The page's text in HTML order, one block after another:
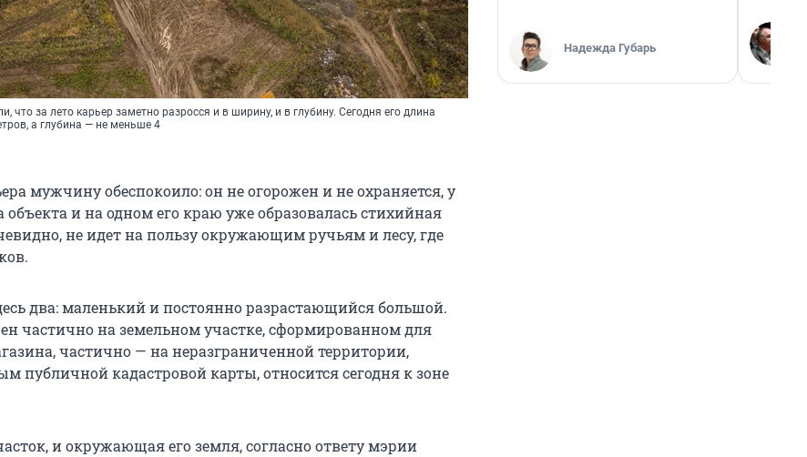
что за лето карьер заметно разросся и в ширину, и в глубину. Сегодня его длина
а глубина — не меньше 4
мужчину обеспокоило: он не огорожен и не охраняется, у
объекта и на одном его краю уже образовалась стихийная
не идет на пользу окружающим ручьям и лесу, где
два: маленький и постоянно разрастающийся большой.
частично на земельном участке, сформированном для
частично — на неразграниченной территории,
публичной кадастровой карты, относится сегодня к зоне
и окружающая его земля, согласно ответу мэрии
Надежда Губарь